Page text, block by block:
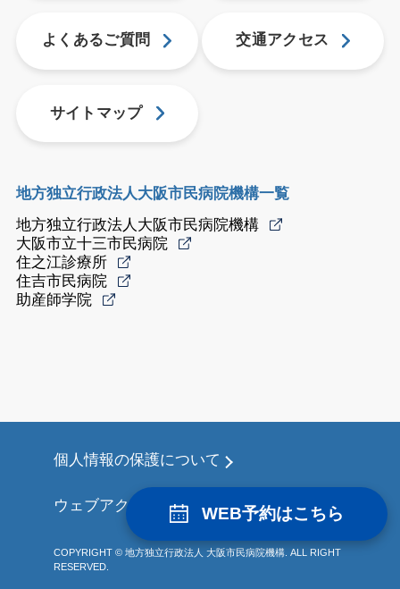
WEB予約はこちら
よくあるご質問 交通アクセス
サイトマップ
地方独立行政法人大阪市民病院機構一覧
地方独立行政法人大阪市民病院機構
大阪市立十三市民病院
住之江診療所
住吉市民病院
助産師学院
個人情報の保護について
ウェブアクセシビリティについて
COPYRIGHT © 地方独立行政法人 大阪市民病院機構. ALL RIGHT
RESERVED.